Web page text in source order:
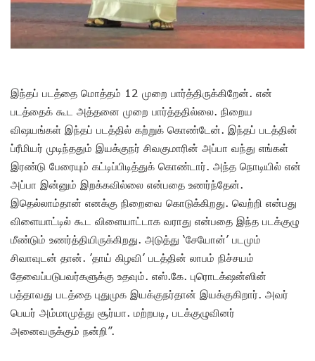
இந்தப் படத்தை மொத்தம் 12 முறை பார்த்திருக்கிறேன். என்
படத்தைக் கூட அத்தனை முறை பார்த்ததில்லை. நிறைய
விஷயங்கள் இந்தப் படத்தில் கற்றுக் கொண்டேன். இந்தப் படத்தின்
ப்ரீமியர் முடிந்ததும் இயக்குநர் சிவகுமாரின் அப்பா வந்து எங்கள்
இரண்டு பேரையும் கட்டிப்பிடித்துக் கொண்டார். அந்த நொடியில் என்
அப்பா இன்னும் இறக்கவில்லை என்பதை உணர்ந்தேன்.
இதெல்லாம்தான் எனக்கு நிறைவை கொடுக்கிறது. வெற்றி என்பது
விளையாட்டில் கூட விளையாட்டாக வராது என்பதை இந்த படக்குழு
மீண்டும் உணர்த்தியிருக்கிறது. அடுத்து ‘சேயோன்’ படமும்
சிவாவுடன் தான். ’தாய் கிழவி’ படத்தின் லாபம் நிச்சயம்
தேவைப்படுபவர்களுக்கு உதவும். எஸ்.கே. புரொடக்‌ஷன்ஸின்
பத்தாவது படத்தை புதுமுக இயக்குநர்தான் இயக்குகிறார். அவர்
பெயர் அம்மாமுத்து சூர்யா. மற்றபடி, படக்குழுவினர்
அனைவருக்கும் நன்றி”.